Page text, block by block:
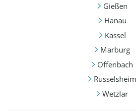
Gießen
Hanau
Kassel
Marburg
Offenbach
Rüsselsheim
Wetzlar